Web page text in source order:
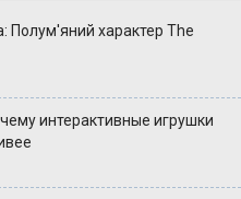
Полум'яний характер The
интерактивные игрушки